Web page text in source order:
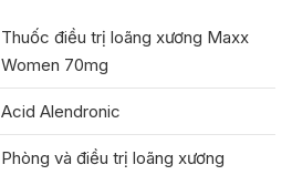
Thuốc điều trị loãng xương Maxx
Women 70mg
Acid Alendronic
Phòng và điều trị loãng xương